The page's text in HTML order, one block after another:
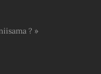
? »